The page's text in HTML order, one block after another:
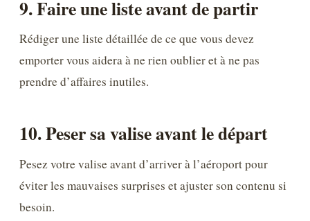
9. Faire une liste avant de partir
Rédiger une liste détaillée de ce que vous devez
emporter vous aidera à ne rien oublier et à ne pas
prendre d’affaires inutiles.
10. Peser sa valise avant le départ
Pesez votre valise avant d’arriver à l’aéroport pour
éviter les mauvaises surprises et ajuster son contenu si
besoin.